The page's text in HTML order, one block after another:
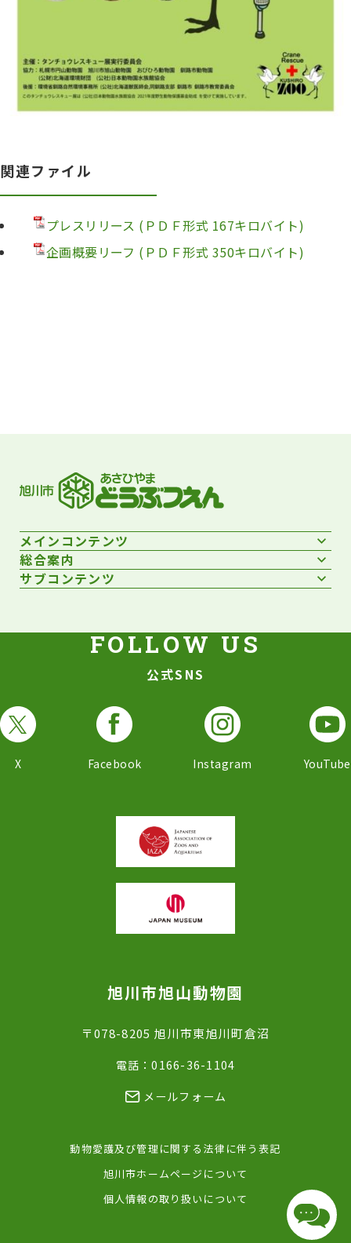
関連ファイル
プレスリリース (ＰＤＦ形式 167キロバイト)
企画概要リーフ (ＰＤＦ形式 350キロバイト)
チャ
メインコンテンツ
総合案内
サブコンテンツ
公式SNS
X Facebook Instagram YouTube
旭川市旭山動物園
〒078-8205 旭川市東旭川町倉沼
電話：0166-36-1104
メールフォーム
動物愛護及び管理に関する法律に伴う表記
旭川市ホームページについて
個人情報の取り扱いについて